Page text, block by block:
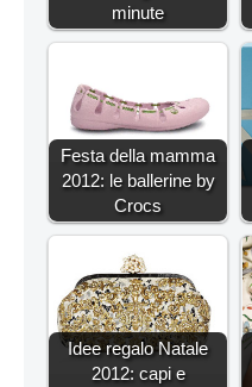
minute
Festa della mamma
2012: le ballerine by
Crocs
Idee regalo Natale
2012: capi e